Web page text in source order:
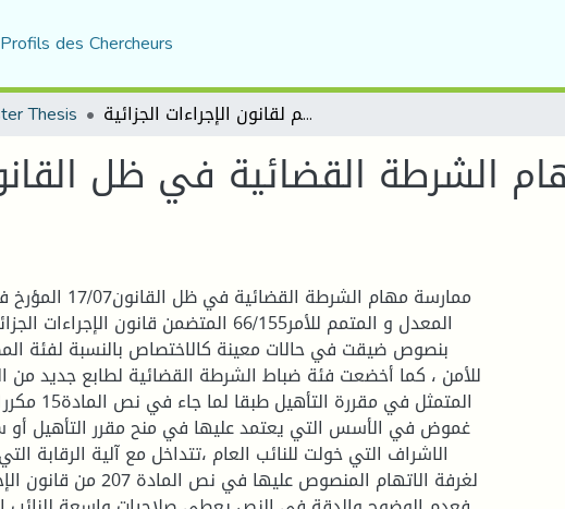
Profils des Chercheurs
Thesis مھام الشرطة القضائیة في ظل القانون 17/07 المعدل والمتمم لقانون الإجراءات الجزائیة
المعدل و المتمم للأمر66/155 المتضمن قانون
بنصوص ضيقت في حالات معينة كالاختصاص بالنسبة لفئة
للأمن ، كما أخضعت فئة ضباط الشرطة القضائية لطابع جديد من
غموض في الأسس التي يعتمد عليها في منح مقرر التأهيل
الاشراف التي خولت للنائب العام ،تتداخل مع آلية الرقابة
لغرفة الاتهام المنصوص عليها في